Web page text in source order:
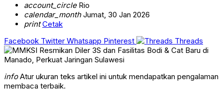
account_circleRio
calendar_monthJumat, 30 Jan 2026
print Cetak
Facebook Twitter Whatsapp Pinterest Threads
infoAtur ukuran teks artikel ini untuk mendapatkan pengalaman
membaca terbaik.